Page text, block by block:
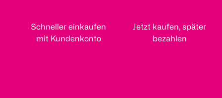
Schneller einkaufen
mit Kundenkonto
Jetzt kaufen, später
bezahlen